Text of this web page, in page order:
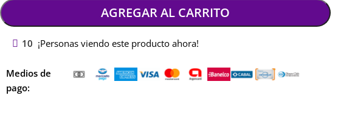
AGREGAR AL CARRITO
10 ¡Personas viendo este producto ahora!
Medios de
pago: